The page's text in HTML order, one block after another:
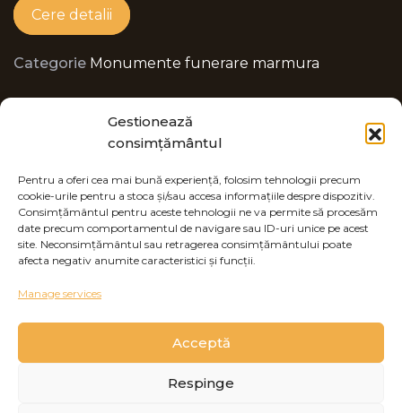
Gestionează
consimțământul
Pentru a oferi cea mai bună experiență, folosim tehnologii precum
cookie-urile pentru a stoca și/sau accesa informațiile despre dispozitiv.
Consimțământul pentru aceste tehnologii ne va permite să procesăm
date precum comportamentul de navigare sau ID-uri unice pe acest
site. Neconsimțământul sau retragerea consimțământului poate
afecta negativ anumite caracteristici și funcții.
Manage services
Acceptă
Respinge
Cere detalii
Categorie Monumente funerare marmura
Cauta Produs
Search for: